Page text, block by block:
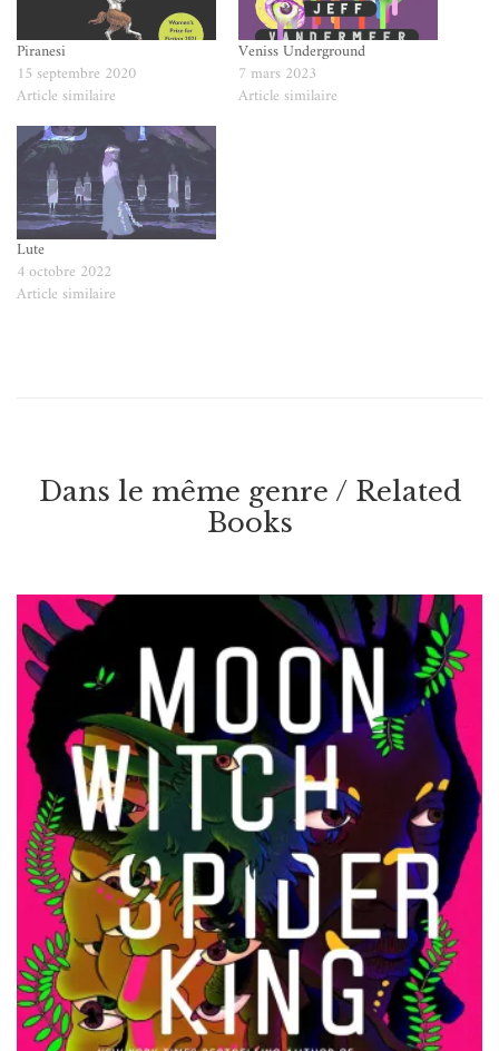
Piranesi
15 septembre 2020
Article similaire
Veniss Underground
7 mars 2023
Article similaire
Lute
4 octobre 2022
Article similaire
Dans le même genre / Related
Books